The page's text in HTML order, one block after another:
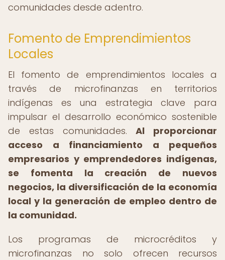
comunidades desde adentro.
Fomento de Emprendimientos
Locales
El fomento de emprendimientos locales a
través de microfinanzas en territorios
indígenas es una estrategia clave para
impulsar el desarrollo económico sostenible
de estas comunidades.Al proporcionar
acceso a financiamiento a pequeños
empresarios y emprendedores indígenas,
se fomenta la creación de nuevos
negocios, la diversificación de la economía
local y la generación de empleo dentro de
la comunidad.
Los programas de microcréditos y
microfinanzas no solo ofrecen recursos